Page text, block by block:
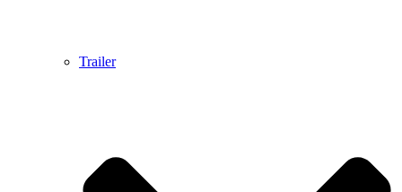
Trailer